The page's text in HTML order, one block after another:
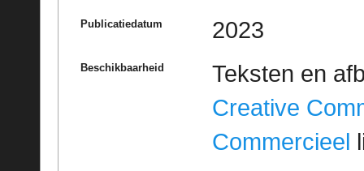
Publicatiedatum 2023
Beschikbaarheid
Teksten en
Creative
Commercieel